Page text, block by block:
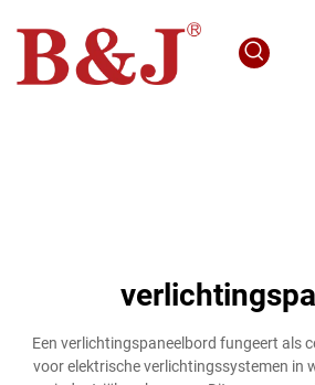
Een verlichtingspaneelbord fungeert als
voor elektrische verlichtingssystemen in